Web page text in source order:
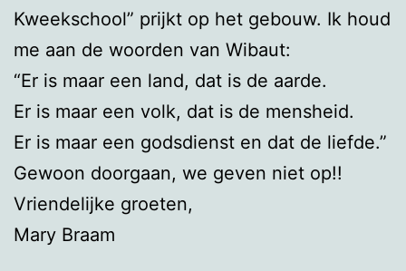
Kweekschool” prijkt op het gebouw. Ik houd
me aan de woorden van Wibaut:
“Er is maar een land, dat is de aarde.
Er is maar een volk, dat is de mensheid.
Er is maar een godsdienst en dat de liefde.”
Gewoon doorgaan, we geven niet op!!
Vriendelijke groeten,
Mary Braam